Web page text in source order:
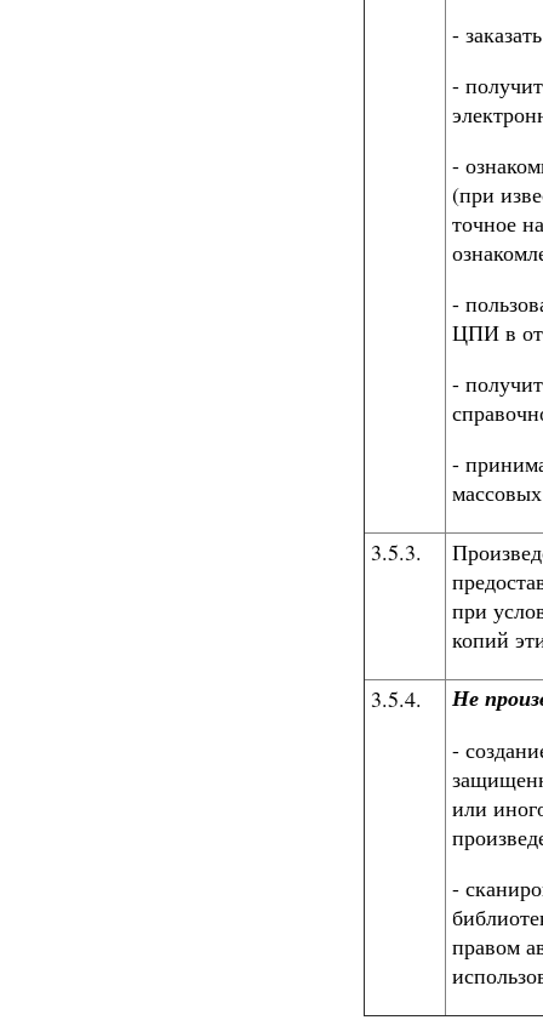
-
-
-
(при
точное
-
ЦПИ в
-
-
3.5.3.
при
копий
3.5.4. Не
-
или
-
правом